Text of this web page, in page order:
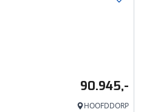
90.945,-
HOOFDDORP